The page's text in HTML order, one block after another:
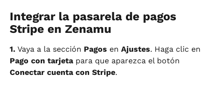
Integrar la pasarela de pagos
Stripe en Zenamu
1. Vaya a la sección Pagos en Ajustes. Haga clic en
Pago con tarjeta para que aparezca el botón
Conectar cuenta con Stripe.